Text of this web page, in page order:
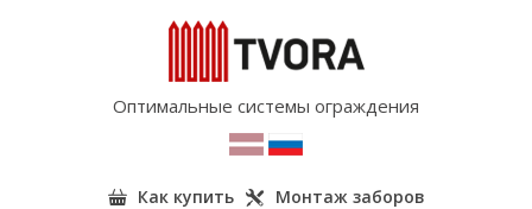
Оптимальные системы ограждения
Как купить
Монтаж заборов